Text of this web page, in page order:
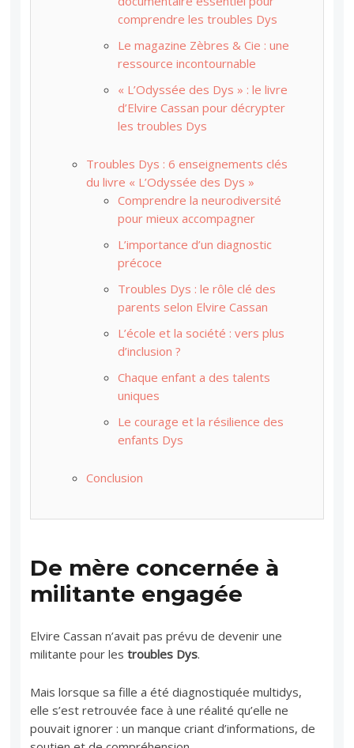
comprendre les troubles Dys
Le magazine Zèbres & Cie : une
ressource incontournable
« L’Odyssée des Dys » : le livre
d’Elvire Cassan pour décrypter
les troubles Dys
Troubles Dys : 6 enseignements clés
du livre « L’Odyssée des Dys »
Comprendre la neurodiversité
pour mieux accompagner
L’importance d’un diagnostic
précoce
Troubles Dys : le rôle clé des
parents selon Elvire Cassan
L’école et la société : vers plus
d’inclusion ?
Chaque enfant a des talents
uniques
Le courage et la résilience des
enfants Dys
Conclusion
De mère concernée à
militante engagée
Elvire Cassan n’avait pas prévu de devenir une
militante pour lestroubles Dys.
Mais lorsque sa fille a été diagnostiquée multidys,
elle s’est retrouvée face à une réalité qu’elle ne
pouvait ignorer : un manque criant d’informations, de